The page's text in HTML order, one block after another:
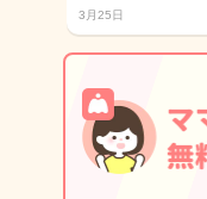
3月25日